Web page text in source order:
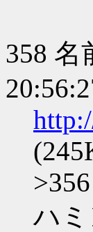
358 名
>356
ハ